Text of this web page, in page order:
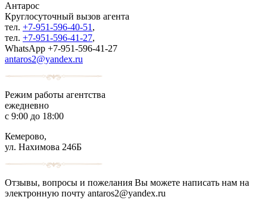
Антарос
Круглосуточный вызов агента
тел. +7-951-596-40-51,
тел. +7-951-596-41-27,
WhatsApp +7-951-596-41-27
antaros2@yandex.ru
Режим работы агентства
ежедневно
с 9:00 до 18:00
Кемерово,
ул. Нахимова 246Б
Отзывы, вопросы и пожелания Вы можете написать нам на
электронную почту antaros2@yandex.ru